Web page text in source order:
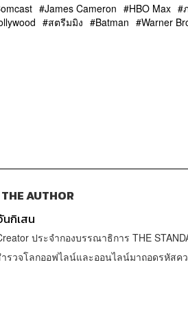
James Cameron HBO Max
สตรีมมิง Batman Warner
AUTHOR
กิเสน
ประจำกองบรรณาธิการ THE
รวจโลกออฟไลน์และออนไลน์มาถอดรหัสคว